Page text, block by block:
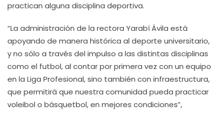
practican alguna disciplina deportiva.
“La administración de la rectora Yarabí Ávila está
apoyando de manera histórica al deporte universitario,
y no sólo a través del impulso a las distintas disciplinas
como el futbol, al contar por primera vez con un equipo
en la Liga Profesional, sino también con infraestructura,
que permitirá que nuestra comunidad pueda practicar
voleibol o básquetbol, en mejores condiciones”,